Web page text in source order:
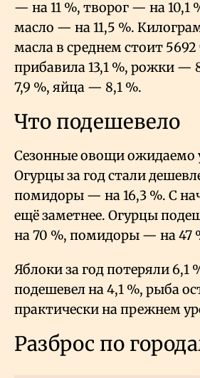
— на 11 %, творог — на 10,1
масло — на 11,5 %.
масла в среднем стоит 5692
прибавила 13,1 %, рожки —
7,9 %, яйца — 8,1 %.
Что подешевело
Сезонные овощи ожидаемо
Огурцы за год стали
помидоры — на 16,3 %. С
ещё заметнее. Огурцы
на 70 %, помидоры — на 47
Яблоки за год потеряли 6,1
подешевел на 4,1 %, рыба
практически на прежнем
Разброс по